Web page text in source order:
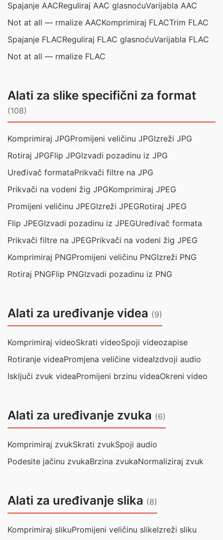
Spajanje AACReguliraj AAC glasnoćuVarijabla AAC
Not at all — rmalize AACKomprimiraj FLACTrim FLAC
Spajanje FLACReguliraj FLAC glasnoćuVarijabla FLAC
Not at all — rmalize FLAC
Alati za slike specifični za format
(108)
Komprimiraj JPGPromijeni veličinu JPGIzreži JPG
Rotiraj JPGFlip JPGIzvadi pozadinu iz JPG
Uređivač formataPrikvači filtre na JPG
Prikvači na vodeni žig JPGKomprimiraj JPEG
Promijeni veličinu JPEGIzreži JPEGRotiraj JPEG
Flip JPEGIzvadi pozadinu iz JPEGUređivač formata
Prikvači filtre na JPEGPrikvači na vodeni žig JPEG
Komprimiraj PNGPromijeni veličinu PNGIzreži PNG
Rotiraj PNGFlip PNGIzvadi pozadinu iz PNG
Alati za uređivanje videa (9)
Komprimiraj videoSkrati videoSpoji videozapise
Rotiranje videaPromjena veličine videaIzdvoji audio
Isključi zvuk videaPromijeni brzinu videaOkreni video
Alati za uređivanje zvuka (6)
Komprimiraj zvukSkrati zvukSpoji audio
Podesite jačinu zvukaBrzina zvukaNormaliziraj zvuk
Alati za uređivanje slika (8)
Komprimiraj slikuPromijeni veličinu slikeIzreži sliku